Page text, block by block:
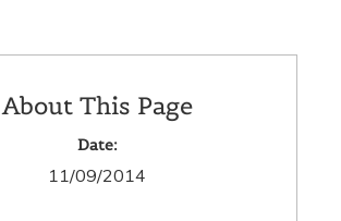
About This Page
Date:
11/09/2014